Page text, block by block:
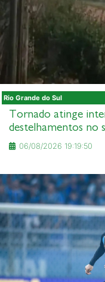
Rio Grande do Sul
Tornado atinge
destelhamentos no
06/08/2026 19:19:50